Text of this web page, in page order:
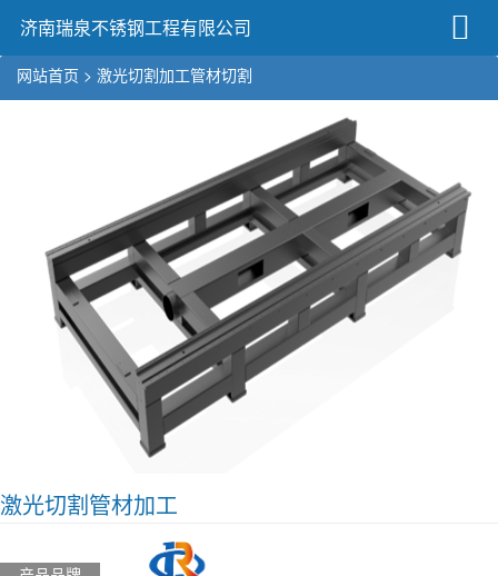
济南瑞泉不锈钢工程有限公司
网站首页 > 激光切割加工管材切割
激光切割管材加工